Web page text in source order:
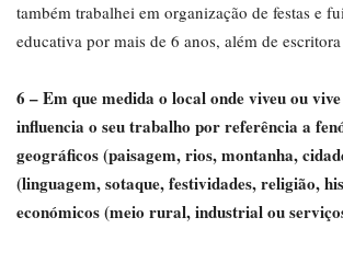
também trabalhei em organização de festas e
educativa por mais de 6 anos, além de
6 – Em que medida o local onde viveu ou
influencia o seu trabalho por referência a
geográficos (paisagem, rios, montanha,
(linguagem, sotaque, festividades, religião,
económicos (meio rural, industrial ou